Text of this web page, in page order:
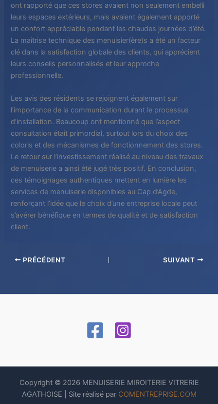
ont rapporté que ces stores avaient non seulement embelli
leurs espaces extérieurs, mais avaient également apporté
un confort appréciable pendant les chaudes journées d’été.
La maîtrise technique des menuisier(ère)s a été un facteur
clé dans la satisfaction globale des clients, qui apprécient
leurs conseils personnalisés et leur approche
professionnelle.
Les avis des résidents se rejoignent également sur
l’importance de la communication durant le processus
d’installation. Beaucoup ont mentionné que l’aspect
consultation était primordial, surtout lors du choix des
coloris et des mécanismes de fonctionnement des stores.
Le retour sur l’investissement réalisé au niveau des travaux
de menuiserie a ainsi été jugé très positif. En conclusion,
ces témoignages authentiques mettent en lumière les
services de menuiserie disponibles au Cap d’Agde,
renforçant l’idée que le choix d’une entreprise locale peut
s’avérer bénéfique en termes de qualité et de satisfaction
client.
PRÉCÉDENT SUIVANT
Copyright © 2026 MENUISERIE MIROITERIE VITRERIE
AGATHOISE | Site réalisé par COMENTREPRISE.COM